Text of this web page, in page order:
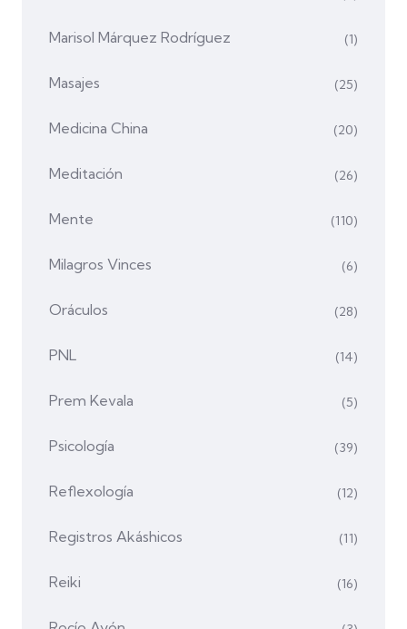
Marisol Márquez Rodríguez (1)
Masajes (25)
Medicina China (20)
Meditación (26)
Mente (110)
Milagros Vinces (6)
Oráculos (28)
PNL (14)
Prem Kevala (5)
Psicología (39)
Reflexología (12)
Registros Akáshicos (11)
Reiki (16)